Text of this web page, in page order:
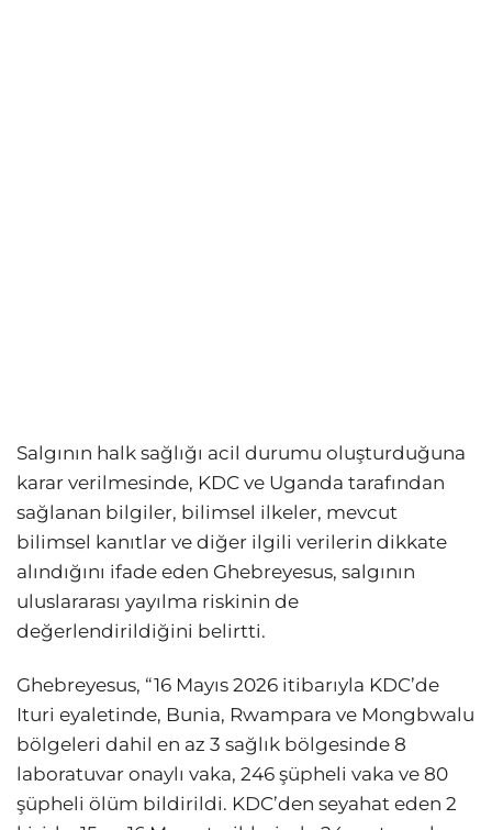
Salgının halk sağlığı acil durumu oluşturduğuna
karar verilmesinde, KDC ve Uganda tarafından
sağlanan bilgiler, bilimsel ilkeler, mevcut
bilimsel kanıtlar ve diğer ilgili verilerin dikkate
alındığını ifade eden Ghebreyesus, salgının
uluslararası yayılma riskinin de
değerlendirildiğini belirtti.
Ghebreyesus, “16 Mayıs 2026 itibarıyla KDC’de
Ituri eyaletinde, Bunia, Rwampara ve Mongbwalu
bölgeleri dahil en az 3 sağlık bölgesinde 8
laboratuvar onaylı vaka, 246 şüpheli vaka ve 80
şüpheli ölüm bildirildi. KDC’den seyahat eden 2